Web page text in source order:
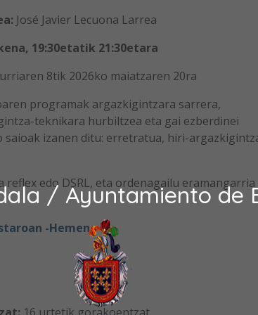
/ Ayuntamiento de
José Javier Lecuona Larrea
19:30etatik 21:30etara
8tik 2026ko maiatzaren 20ra
programak argazkigintzara sarrera,
teknikara hurbiltzea eta gai ezberdinei
saioak izanen ditu: erretratua, hiri-
edo DSRL, eta ordenagailu eramangarria
-Hemen